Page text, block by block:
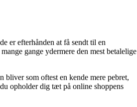
er efterhånden at få sendt til en
gange ydermere den mest betalelige
som oftest en kende mere pebret,
opholder dig tæt på online shoppens